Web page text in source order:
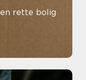
rette bolig